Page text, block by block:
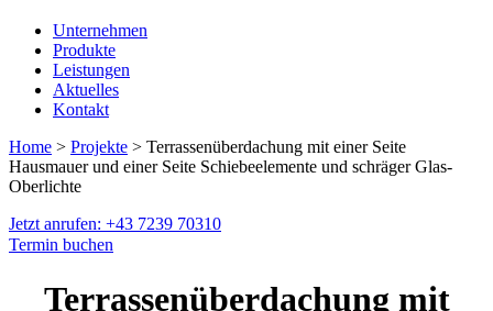
Unternehmen
Produkte
Leistungen
Aktuelles
Kontakt
Home > Projekte > Terrassenüberdachung mit einer Seite
Hausmauer und einer Seite Schiebeelemente und schräger Glas-
Oberlichte
Jetzt anrufen: +43 7239 70310
Termin buchen
Terrassenüberdachung mit